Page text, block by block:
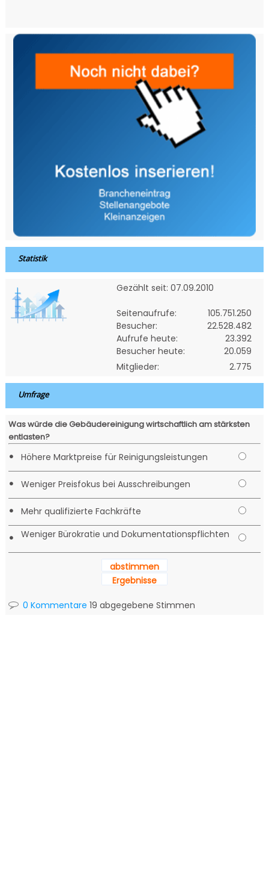
Statistik
Gezählt seit: 07.09.2010
Seitenaufrufe:
105.751.250
Besucher:
22.528.482
Aufrufe heute:
23.392
Besucher heute:
20.059
Mitglieder:
2.775
Umfrage
Was würde die Gebäudereinigung wirtschaftlich am stärksten
entlasten?
• Höhere Marktpreise für Reinigungsleistungen
• Weniger Preisfokus bei Ausschreibungen
• Mehr qualifizierte Fachkräfte
• Weniger Bürokratie und Dokumentationspflichten
abstimmen
Ergebnisse
0 Kommentare 19 abgegebene Stimmen